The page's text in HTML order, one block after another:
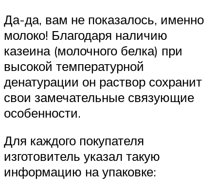
Да-да, вам не показалось, именно
молоко! Благодаря наличию
казеина (молочного белка) при
высокой температурной
денатурации он раствор сохранит
свои замечательные связующие
особенности.
Для каждого покупателя
изготовитель указал такую
информацию на упаковке: